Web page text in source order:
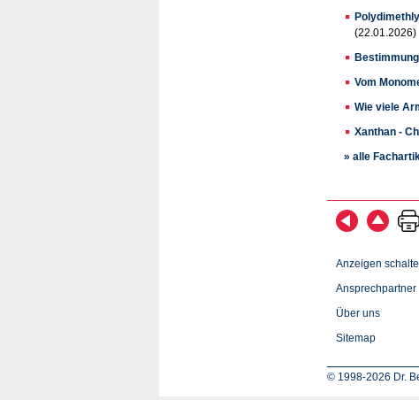
(22.01.2026)
Vom
Wie viele
Xanthan -
» alle
Anzeigen
Ansprechpartner
Über uns
Sitemap
© 1998-2026 Dr.